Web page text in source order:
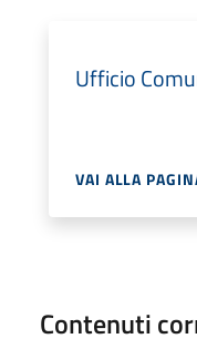
Ufficio
VAI ALLA
Contenuti